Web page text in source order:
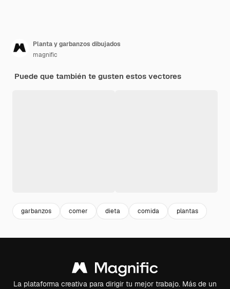
Planta y garbanzos dibujados
magnific
Puede que también te gusten estos vectores
garbanzos comer dieta comida plantas
La plataforma creativa para dirigir tu mejor trabajo. Más de un